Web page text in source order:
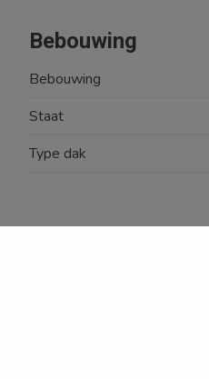
Bebouwing
Bebouwing
Staat
Type dak